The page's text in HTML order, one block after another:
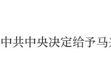
中共中央决定给予